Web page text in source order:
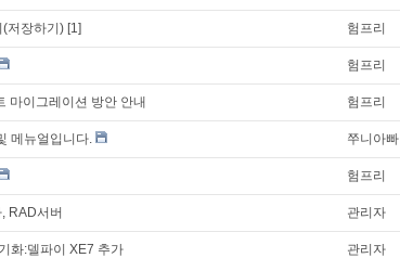
(저장하기) [1] 험프리
험프리
마이그레이션 방안 안내 험프리
메뉴얼입니다. 쭈니아빠
험프리
RAD서버 관리자
화:델파이 XE7 추가 관리자